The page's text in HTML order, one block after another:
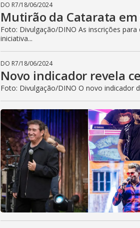
DO R7/18/06/2024
Mutirão da Catarata
Foto: Divulgação/DINO As inscrições
iniciativa...
DO R7/18/06/2024
Novo indicador revela
Foto: Divulgação/DINO O novo indicador